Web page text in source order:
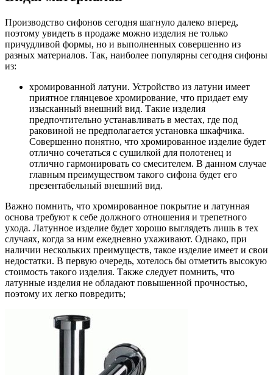
Производство сифонов сегодня шагнуло далеко вперед,
поэтому увидеть в продаже можно изделия не только
причудливой формы, но и выполненных совершенно из
разных материалов. Так, наиболее популярны сегодня сифоны
из:
хромированной латуни. Устройство из латуни имеет
приятное глянцевое хромирование, что придает ему
изысканный внешний вид. Такие изделия
предпочтительно устанавливать в местах, где под
раковиной не предполагается установка шкафчика.
Совершенно понятно, что хромированное изделие будет
отлично сочетаться с сушилкой для полотенец и
отлично гармонировать со смесителем. В данном случае
главным преимуществом такого сифона будет его
презентабельный внешний вид.
Важно помнить, что хромированное покрытие и латунная
основа требуют к себе должного отношения и трепетного
ухода. Латунное изделие будет хорошо выглядеть лишь в тех
случаях, когда за ним ежедневно ухаживают. Однако, при
наличии нескольких преимуществ, такое изделие имеет и свои
недостатки. В первую очередь, хотелось бы отметить высокую
стоимость такого изделия. Также следует помнить, что
латунные изделия не обладают повышенной прочностью,
поэтому их легко повредить;